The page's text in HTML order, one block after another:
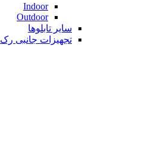
Indoor
Outdoor
سایر تابلوها
تجهیزات جانبی رک